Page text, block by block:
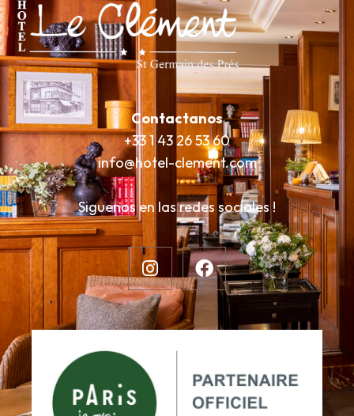
Contactanos
+33 1 43 26 53 60
info@hotel-clement.com
Siguenos en las redes sociales !